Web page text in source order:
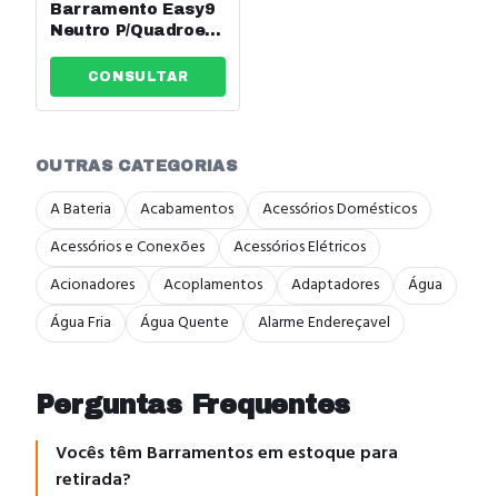
Barramento Easy9
Neutro P/Quadroez9
Schneider Ref:
Ez9e33b06n
CONSULTAR
OUTRAS CATEGORIAS
A Bateria Acabamentos
Acessórios Domésticos
Acessórios e Conexões
Acessórios Elétricos
Acionadores
Acoplamentos Adaptadores
Água
Água Fria
Água Quente Alarme Endereçavel
Perguntas Frequentes
Vocês têm Barramentos em estoque para
retirada?